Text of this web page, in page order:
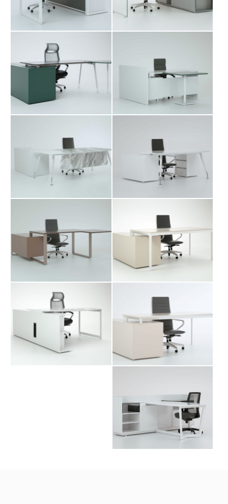
میز کارشناسی تیما میز مدیریت تیما
میز کارشناسی داویت میز کارشناسی داچی
میز کارشناسی مرتا میز کارشناسی پاو
میز کارشناسی گیو